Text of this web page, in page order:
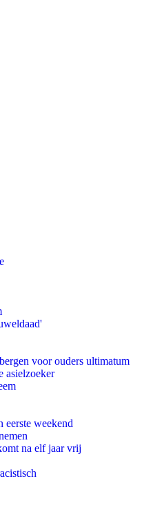
voor ouders ultimatum
asielzoeker
weekend
na elf jaar vrij